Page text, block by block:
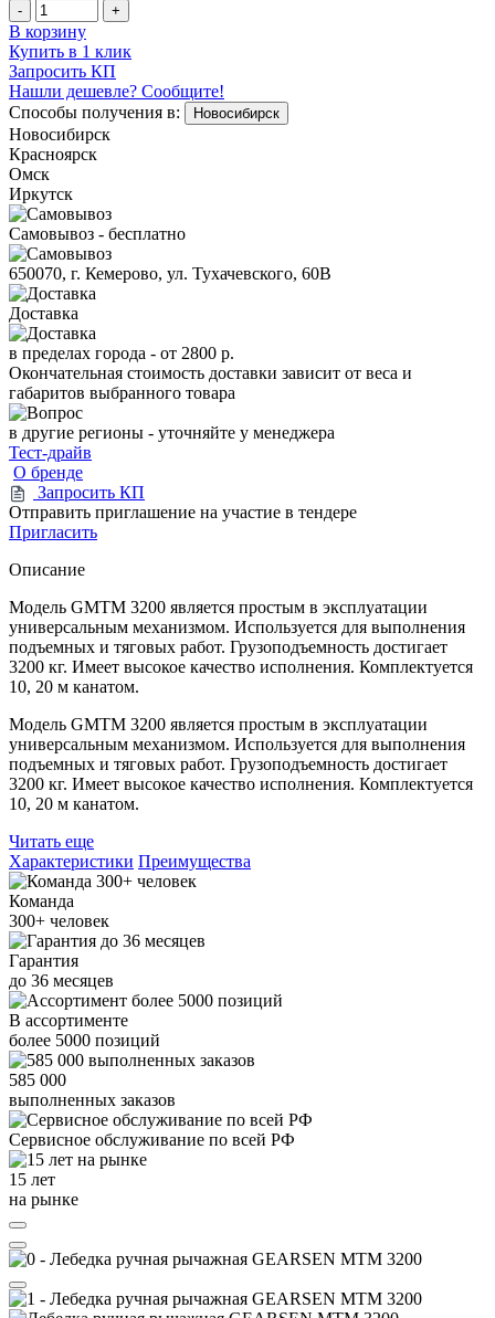
- +
В корзину
Купить в 1 клик
Запросить КП
Нашли дешевле? Сообщите!
Способы получения в:
Новосибирск
Новосибирск
Красноярск
Омск
Иркутск
Самовывоз - бесплатно
650070, г. Кемерово, ул. Тухачевского, 60В
Доставка
в пределах города - от 2800 р.
Окончательная стоимость доставки зависит от веса и
габаритов выбранного товара
в другие регионы - уточняйте у менеджера
Тест-драйв
О бренде
Запросить КП
Отправить приглашение на участие в тендере
Пригласить
Описание
Модель GMTM 3200 является простым в эксплуатации
универсальным механизмом. Используется для выполнения
подъемных и тяговых работ. Грузоподъемность достигает
3200 кг. Имеет высокое качество исполнения. Комплектуется
10, 20 м канатом.
Модель GMTM 3200 является простым в эксплуатации
универсальным механизмом. Используется для выполнения
подъемных и тяговых работ. Грузоподъемность достигает
3200 кг. Имеет высокое качество исполнения. Комплектуется
10, 20 м канатом.
Читать еще
Характеристики Преимущества
Команда
300+ человек
Гарантия
до 36 месяцев
В ассортименте
более 5000 позиций
585 000
выполненных заказов
Сервисное обслуживание по всей РФ
15 лет
на рынке